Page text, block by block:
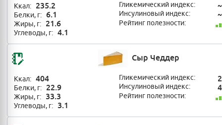
Ккал: 235.2
Белки, г: 6.1
Жиры, г: 21.6
Углеводы, г: 4.1
Гликемический индекс: ~
Инсулиновый индекс: ~
Рейтинг полезности:
Сыр Чеддер
Ккал: 404
Белки, г: 22.9
Жиры, г: 33.3
Углеводы, г: 3.1
Гликемический индекс:
Инсулиновый индекс:
Рейтинг полезности: